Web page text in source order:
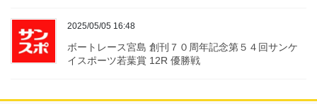
2025/05/05 16:48
ボートレース宮島 創刊７０周年記念第５４回サンケ
イスポーツ若葉賞 12R 優勝戦